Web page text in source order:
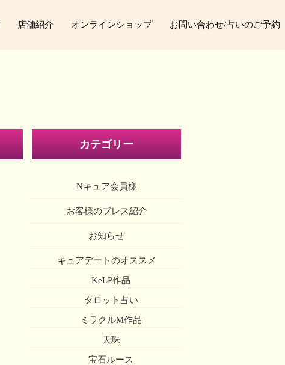
店舗紹介 オンラインショップ お問い合わせ/占いのご予約
カテゴリー
Nキュア会員様
お客様のブレス紹介
お知らせ
キュアデートのオススメ
KeLP作品
タロット占い
ミラクルM作品
天珠
宝石ルース